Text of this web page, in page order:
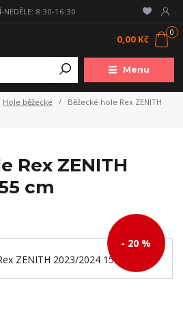
Menu
NEDĚLE: 8:30-16:30
0
0,00 Kč
Hole běžecké
Běžecké hole Rex ZENITH
Rex ZENITH
cm
- 20 %